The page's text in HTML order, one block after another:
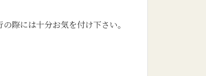
際には十分お気を付け下さい。